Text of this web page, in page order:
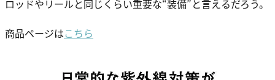
ロッドやリールと同じくらい重要な“装備”と言えるだろう。
商品ページはこちら